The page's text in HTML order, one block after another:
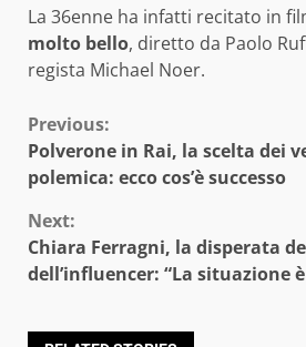
La 36enne ha infatti recitato in
molto bello, diretto da Paolo
regista Michael Noer.
Continue
Reading
Previous:
Polverone in Rai, la scelta dei
polemica: ecco cos’è successo
Next:
Chiara Ferragni, la disperata
dell’influencer: “La situazione